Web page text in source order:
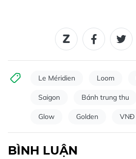
Le Méridien Loom
Saigon Bánh trung thu
Glow Golden VNĐ
BÌNH LUẬN